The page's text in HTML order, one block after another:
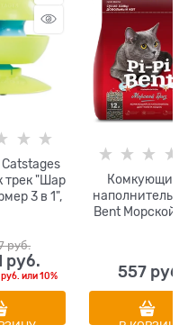
трек "Шар
3 в 1",
диаметр
см
руб.
руб.
или10%
наполнитель
Bent Морской
557
В